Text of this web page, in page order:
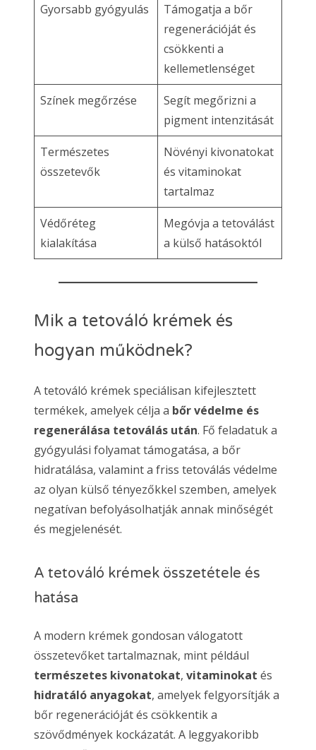
Gyorsabb gyógyulás
Támogatja a bőr
regenerációját és
csökkenti a
kellemetlenséget
Színek megőrzése
Segít megőrizni a
pigment intenzitását
Természetes
összetevők
Növényi kivonatokat
és vitaminokat
tartalmaz
Védőréteg
kialakítása
Megóvja a tetoválást
a külső hatásoktól
Mik a tetováló krémek és
hogyan működnek?
A tetováló krémek speciálisan kifejlesztett
termékek, amelyek célja a bőr védelme és
regenerálása tetoválás után. Fő feladatuk a
gyógyulási folyamat támogatása, a bőr
hidratálása, valamint a friss tetoválás védelme
az olyan külső tényezőkkel szemben, amelyek
negatívan befolyásolhatják annak minőségét
és megjelenését.
A tetováló krémek összetétele és
hatása
A modern krémek gondosan válogatott
összetevőket tartalmaznak, mint például
természetes kivonatokat, vitaminokat és
hidratáló anyagokat, amelyek felgyorsítják a
bőr regenerációját és csökkentik a
szövődmények kockázatát. A leggyakoribb